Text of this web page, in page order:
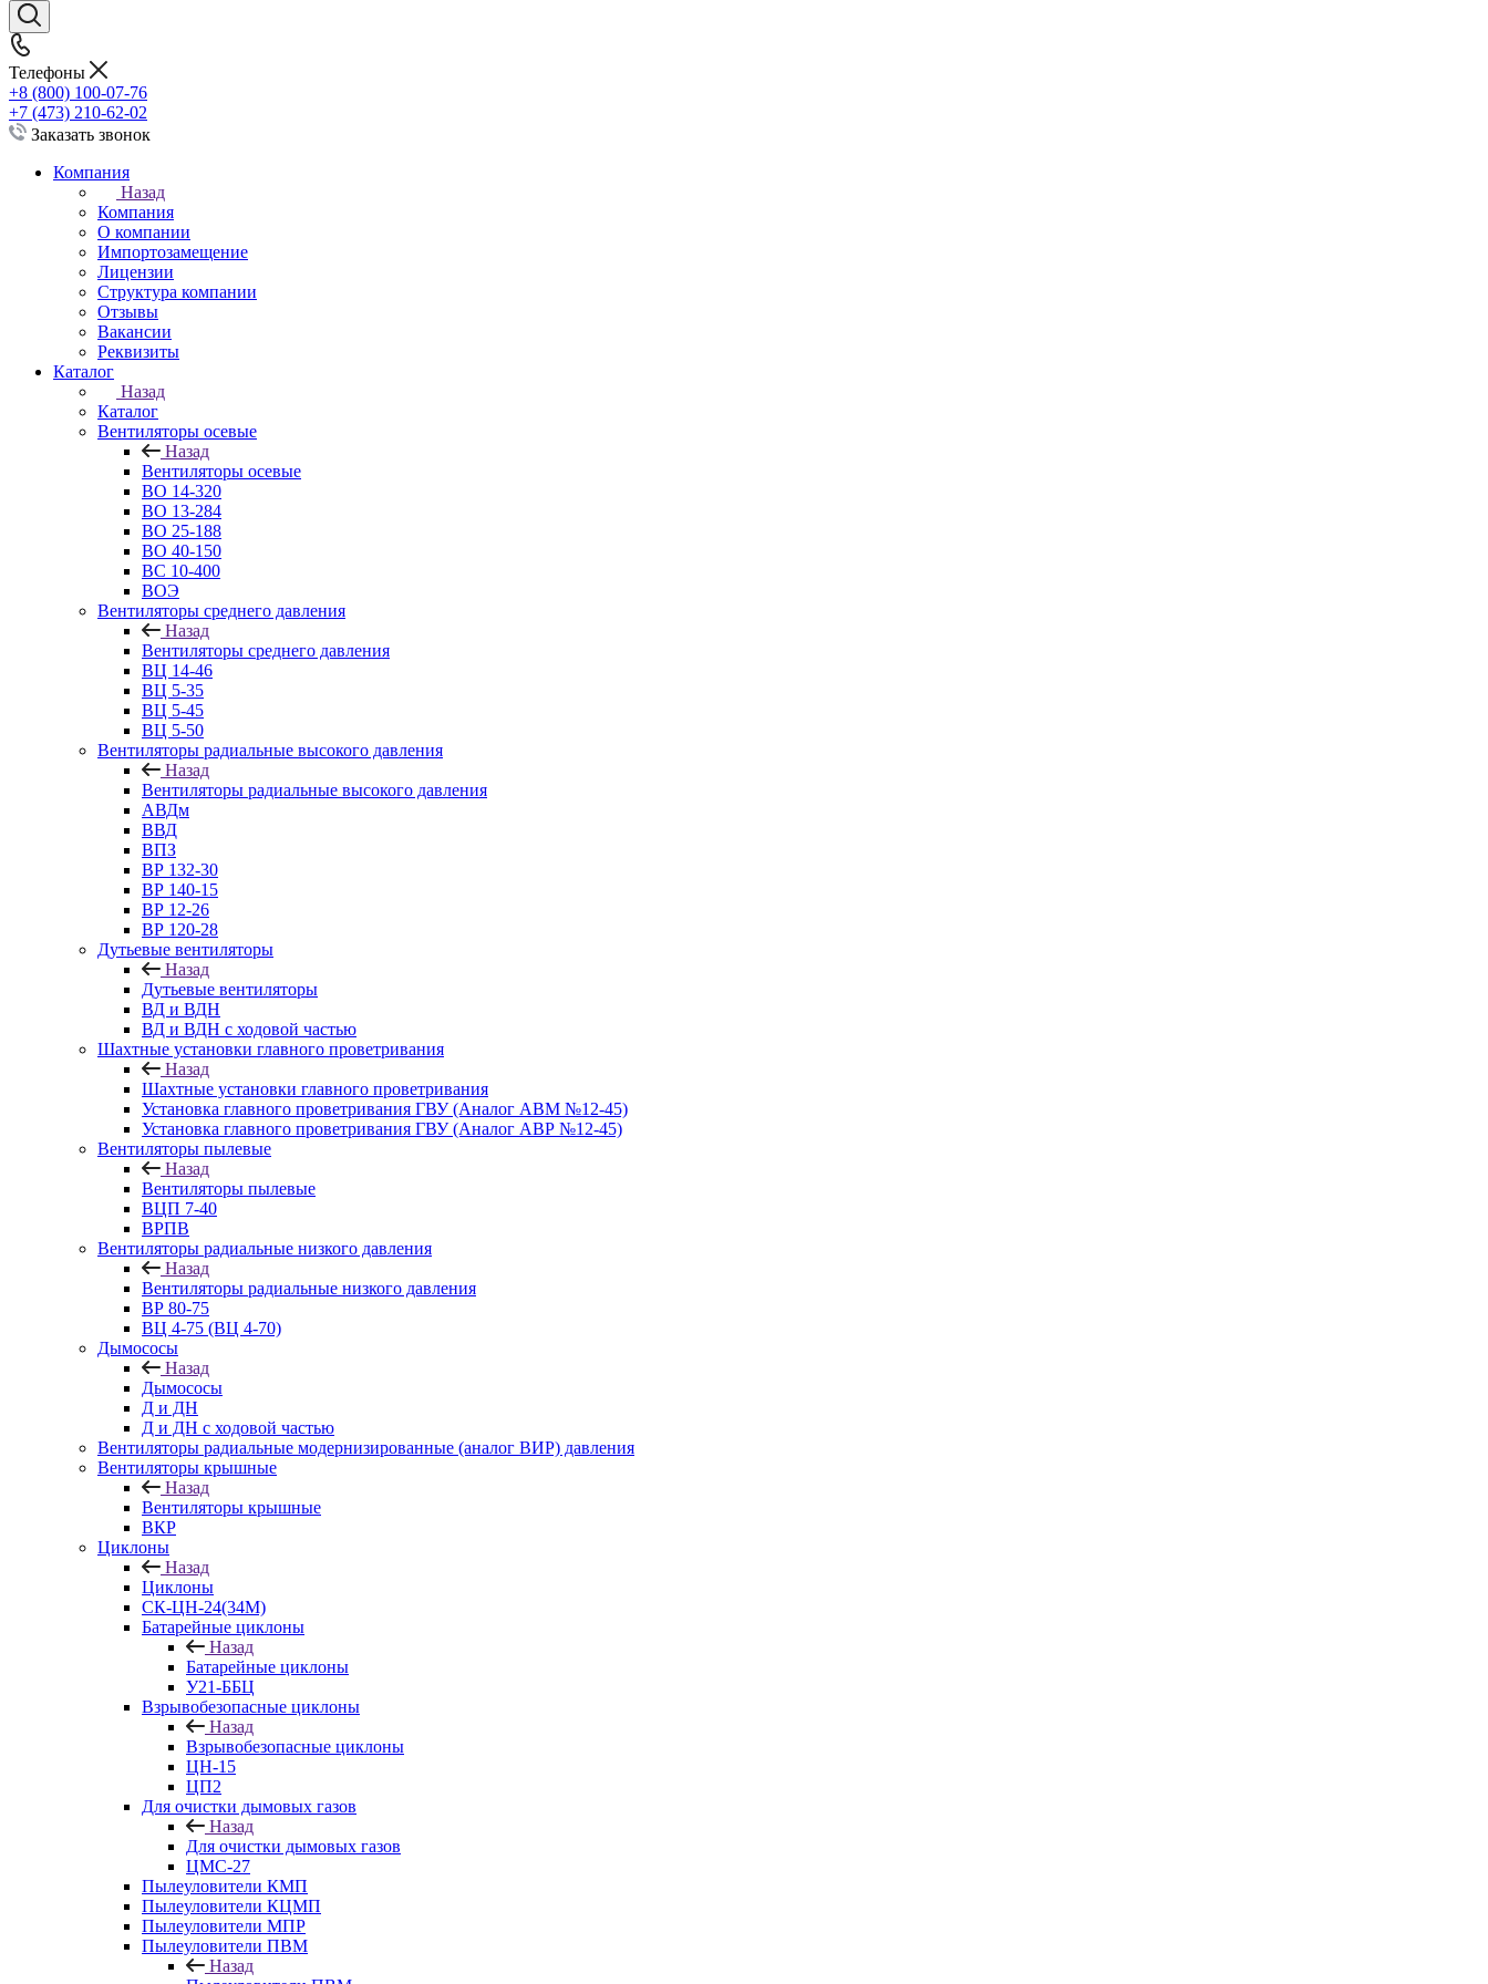
Телефоны
+8 (800) 100-07-76
+7 (473) 210-62-02
Заказать звонок
Компания
Назад
Компания
О компании
Импортозамещение
Лицензии
Структура компании
Отзывы
Вакансии
Реквизиты
Каталог
Назад
Каталог
Вентиляторы осевые
Назад
Вентиляторы осевые
ВО 14-320
ВО 13-284
ВО 25-188
ВО 40-150
ВС 10-400
ВОЭ
Вентиляторы среднего давления
Назад
Вентиляторы среднего давления
ВЦ 14-46
ВЦ 5-35
ВЦ 5-45
ВЦ 5-50
Вентиляторы радиальные высокого давления
Назад
Вентиляторы радиальные высокого давления
АВДм
ВВД
ВПЗ
ВР 132-30
ВР 140-15
ВР 12-26
ВР 120-28
Дутьевые вентиляторы
Назад
Дутьевые вентиляторы
ВД и ВДН
ВД и ВДН с ходовой частью
Шахтные установки главного проветривания
Назад
Шахтные установки главного проветривания
Установка главного проветривания ГВУ (Аналог АВМ №12-45)
Установка главного проветривания ГВУ (Аналог АВР №12-45)
Вентиляторы пылевые
Назад
Вентиляторы пылевые
ВЦП 7-40
ВРПВ
Вентиляторы радиальные низкого давления
Назад
Вентиляторы радиальные низкого давления
ВР 80-75
ВЦ 4-75 (ВЦ 4-70)
Дымососы
Назад
Дымососы
Д и ДН
Д и ДН с ходовой частью
Вентиляторы радиальные модернизированные (аналог ВИР) давления
Вентиляторы крышные
Назад
Вентиляторы крышные
ВКР
Циклоны
Назад
Циклоны
СК-ЦН-24(34М)
Батарейные циклоны
Назад
Батарейные циклоны
У21-ББЦ
Взрывобезопасные циклоны
Назад
Взрывобезопасные циклоны
ЦН-15
ЦП2
Для очистки дымовых газов
Назад
Для очистки дымовых газов
ЦМС-27
Пылеуловители КМП
Пылеуловители КЦМП
Пылеуловители МПР
Пылеуловители ПВМ
Назад